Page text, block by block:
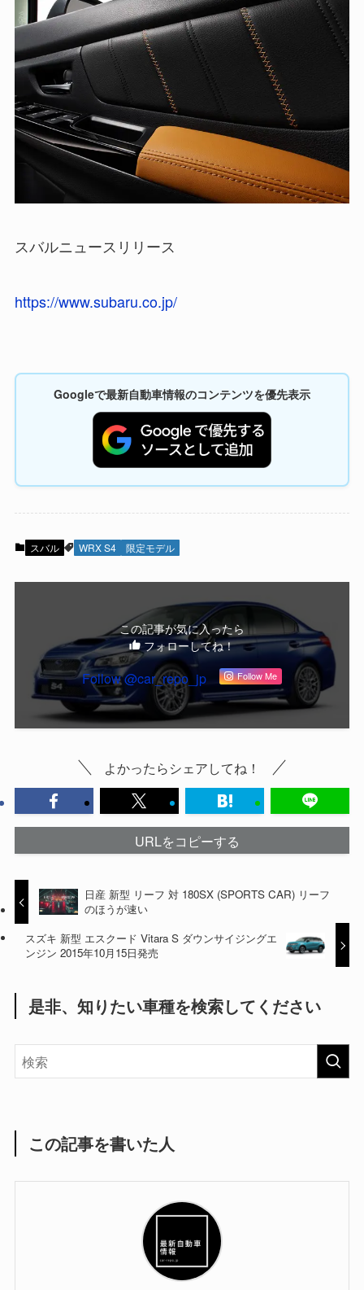
スバルニュースリリース
https://www.subaru.co.jp/
Googleで最新自動車情報のコンテンツを優先表示
スバル WRX S4 限定モデル
この記事が気に入ったら
フォローしてね！
Follow @car_repo_jp Follow Me
よかったらシェアしてね！
URLをコピーする
日産 新型 リーフ 対 180SX (SPORTS CAR) リーフ
のほうが速い
スズキ 新型 エスクード Vitara S ダウンサイジングエ
ンジン 2015年10月15日発売
是非、知りたい車種を検索してください
この記事を書いた人